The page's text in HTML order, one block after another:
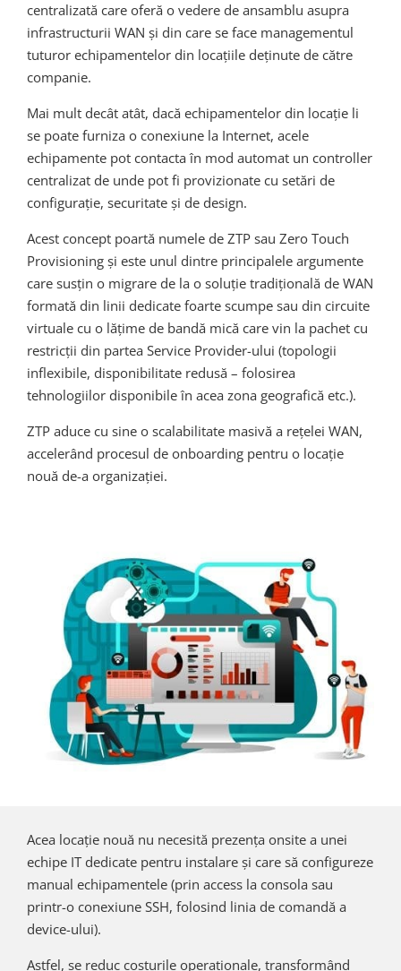
centralizată care oferă o vedere de ansamblu asupra
infrastructurii WAN și din care se face managementul
tuturor echipamentelor din locațiile deținute de către
companie.
Mai mult decât atât, dacă echipamentelor din locație li
se poate furniza o conexiune la Internet, acele
echipamente pot contacta în mod automat un controller
centralizat de unde pot fi provizionate cu setări de
configurație, securitate și de design.
Acest concept poartă numele de ZTP sau Zero Touch
Provisioning și este unul dintre principalele argumente
care susțin o migrare de la o soluție tradițională de WAN
formată din linii dedicate foarte scumpe sau din circuite
virtuale cu o lățime de bandă mică care vin la pachet cu
restricții din partea Service Provider-ului (topologii
inflexibile, disponibilitate redusă – folosirea
tehnologiilor disponibile în acea zona geografică etc.).
ZTP aduce cu sine o scalabilitate masivă a rețelei WAN,
accelerând procesul de onboarding pentru o locație
nouă de-a organizației.
Acea locație nouă nu necesită prezența onsite a unei
echipe IT dedicate pentru instalare și care să configureze
manual echipamentele (prin access la consola sau
printr-o conexiune SSH, folosind linia de comandă a
device-ului).
Astfel, se reduc costurile operaționale, transformând